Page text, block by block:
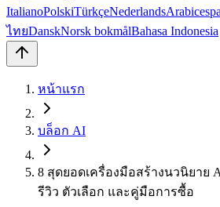
ItalianoPolskiTürkçeNederlandsArabic
ไทยDanskNorsk bokmålBahasa Indonesia
หน้าแรก
บล็อก AI
8 สุดยอดเครื่องมือสร้างนวนิยาย
รีวิว ตัวเลือก และคู่มือการซื้อ